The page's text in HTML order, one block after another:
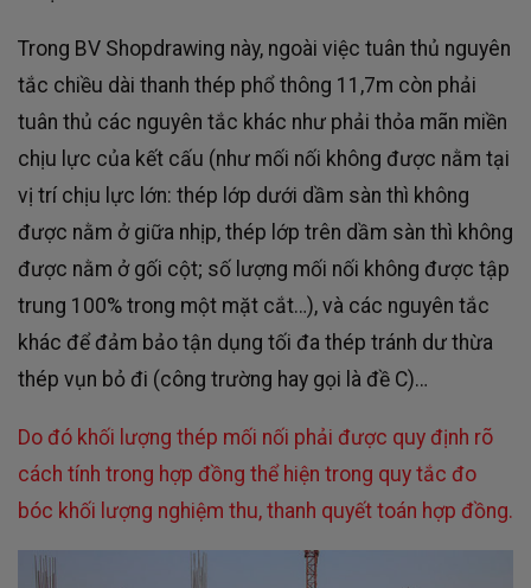
Trong BV Shopdrawing này, ngoài việc tuân thủ nguyên
tắc chiều dài thanh thép phổ thông 11,7m còn phải
tuân thủ các nguyên tắc khác như phải thỏa mãn miền
chịu lực của kết cấu (như mối nối không được nằm tại
vị trí chịu lực lớn: thép lớp dưới dầm sàn thì không
được nằm ở giữa nhịp, thép lớp trên dầm sàn thì không
được nằm ở gối cột; số lượng mối nối không được tập
trung 100% trong một mặt cắt…), và các nguyên tắc
khác để đảm bảo tận dụng tối đa thép tránh dư thừa
thép vụn bỏ đi (công trường hay gọi là đề C)…
Do đó khối lượng thép mối nối phải được quy định rõ
cách tính trong hợp đồng thể hiện trong quy tắc đo
bóc khối lượng nghiệm thu, thanh quyết toán hợp đồng.